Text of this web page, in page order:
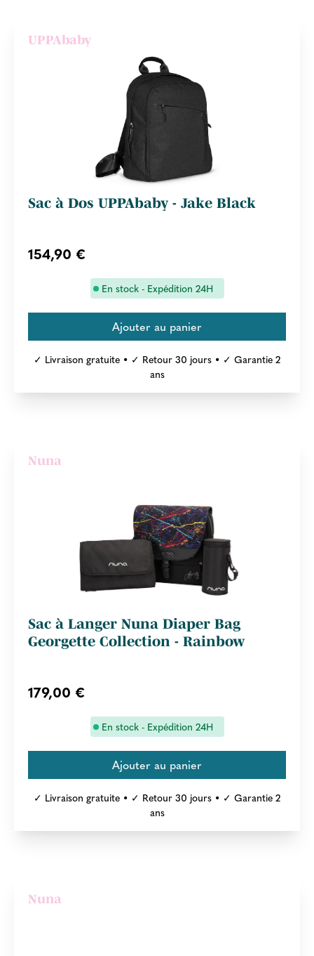
UPPAbaby
Sac à Dos UPPAbaby - Jake Black
154,90 €
En stock - Expédition 24H
✓ Livraison gratuite • ✓ Retour 30 jours • ✓ Garantie 2
ans
Nuna
Sac à Langer Nuna Diaper Bag
Georgette Collection - Rainbow
179,00 €
En stock - Expédition 24H
✓ Livraison gratuite • ✓ Retour 30 jours • ✓ Garantie 2
ans
Nuna